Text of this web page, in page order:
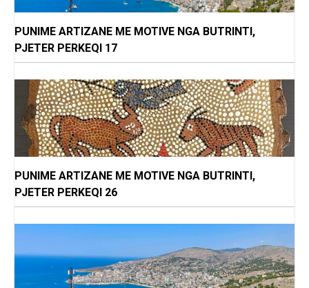
PUNIME ARTIZANE ME MOTIVE NGA BUTRINTI,
PJETER PERKEQI 17
PUNIME ARTIZANE ME MOTIVE NGA BUTRINTI,
PJETER PERKEQI 26